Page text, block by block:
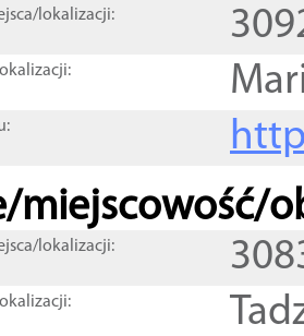
lokalizacji:
miejscowość/
lokalizacji: